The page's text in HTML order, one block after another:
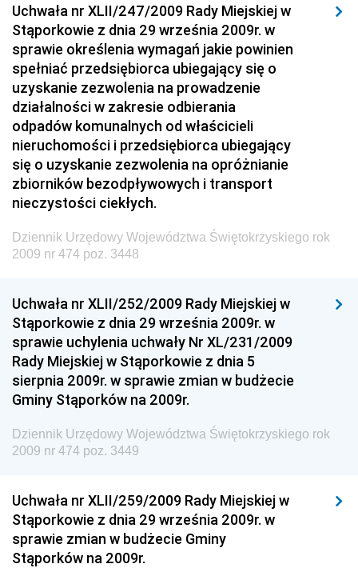
Dziennik Urzędowy Ministra Rozwoju i Finansów
Dziennik Urzędowy Wyższego Urzędu Górniczego
Dziennik Urzędowy Prezesa Urzędu Transportu
Kolejowego
Dziennik Urzędowy Ministra Przedsiębiorczości i
Technologii
Dziennik Urzędowy Ministra Inwestycji i Rozwoju
Dziennik Urzędowy Naczelnego Dyrektora Archiwów
Państwowych
Dziennik Urzędowy Ministra Finansów, Inwestycji i
Rozwoju
Dziennik Urzędowy Ministra Sportu
Dziennik Urzędowy Ministra Funduszy i Polityki
Regionalnej
Dziennik Urzędowy Ministra Aktywów Państwowych
Dziennik Urzędowy Ministra Zdrowia
Dziennik Urzędowy Ministra Środowiska i Głównego
Inspektora Ochrony Środowiska
Dziennik Urzędowy Ministerstwa Kultury, Dziedzictwa
Narodowego i Sportu
Dziennik Urzędowy Ministra Finansów, Funduszy i
Uchwała nr XLII/247/2009 Rady Miejskiej w
Stąporkowie z dnia 29 września 2009r. w
sprawie określenia wymagań jakie powinien
spełniać przedsiębiorca ubiegający się o
uzyskanie zezwolenia na prowadzenie
działalności w zakresie odbierania
odpadów komunalnych od właścicieli
nieruchomości i przedsiębiorca ubiegający
się o uzyskanie zezwolenia na opróżnianie
zbiorników bezodpływowych i transport
nieczystości ciekłych.
Dziennik Urzędowy Województwa Świętokrzyskiego rok
2009 nr 474 poz. 3448
Uchwała nr XLII/252/2009 Rady Miejskiej w
Stąporkowie z dnia 29 września 2009r. w
sprawie uchylenia uchwały Nr XL/231/2009
Rady Miejskiej w Stąporkowie z dnia 5
sierpnia 2009r. w sprawie zmian w budżecie
Gminy Stąporków na 2009r.
Dziennik Urzędowy Województwa Świętokrzyskiego rok
2009 nr 474 poz. 3449
Uchwała nr XLII/259/2009 Rady Miejskiej w
Stąporkowie z dnia 29 września 2009r. w
sprawie zmian w budżecie Gminy
Stąporków na 2009r.